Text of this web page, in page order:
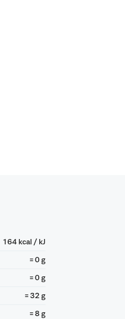
164 kcal / kJ
= 0 g
= 0 g
= 32 g
= 8 g